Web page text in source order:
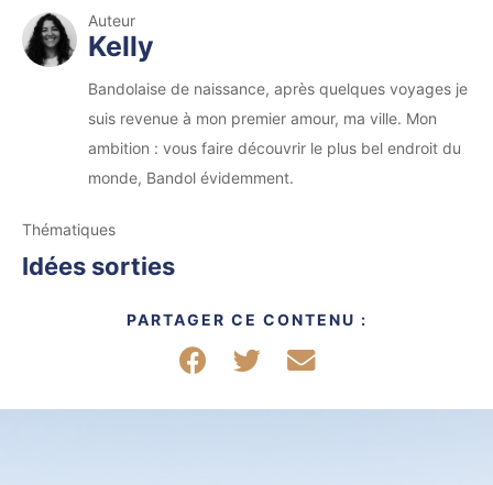
Auteur
Kelly
Bandolaise de naissance, après quelques voyages je
suis revenue à mon premier amour, ma ville. Mon
ambition : vous faire découvrir le plus bel endroit du
monde, Bandol évidemment.
Thématiques
Idées sorties
PARTAGER CE CONTENU :
Partager sur Facebook
Partager sur Twitter
Partager par mail